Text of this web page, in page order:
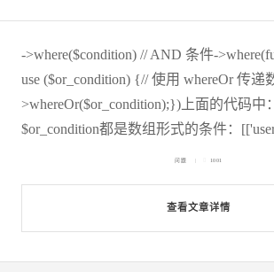
->where($condition) // AND 条件-
use ($or_condition) {// 使用 whereOr 传递
>whereOr($or_condition);})上面的代码中
$or_condition都是数组形式的条件：
查看文章详情
问题 1001